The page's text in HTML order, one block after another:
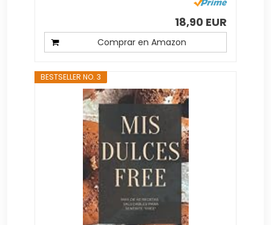
18,90 EUR
Comprar en Amazon
BESTSELLER NO. 3